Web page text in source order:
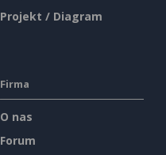
Projekt / Diagram
Firma
O nas
Forum